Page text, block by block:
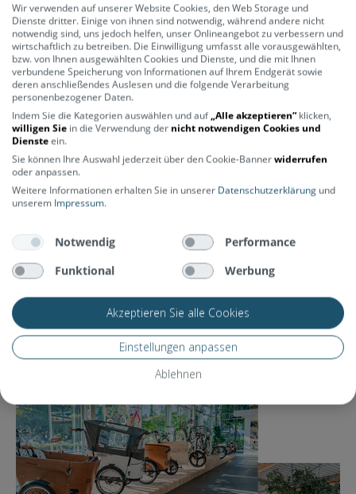
2RadFabrik – dein Fahrrad Onlineshop
Die 2RadFabrik steht für Top-Kompetenz im Bereich E-Bikes,
Mountainbikes, Lastenräder und vieles mehr aus dem Fahrradbereich.
an Markenprodukten sowie hochwertigen Eigenmarken zur Auswahl,
sodass du bei uns garantiert fündig wirst. Wir legen großen Wert auf
Nachhaltigkeit und fachmännische Beratung.
Wir verwenden auf unserer Website Cookies, den Web Storage und
Dienste dritter. Einige von ihnen sind notwendig, während andere nicht
notwendig sind, uns jedoch helfen, unser Onlineangebot zu verbessern und
wirtschaftlich zu betreiben. Die Einwilligung umfasst alle vorausgewählten,
bzw. von Ihnen ausgewählten Cookies und Dienste, und die mit Ihnen
verbundene Speicherung von Informationen auf Ihrem Endgerät sowie
deren anschließendes Auslesen und die folgende Verarbeitung
personenbezogener Daten.
Indem Sie die Kategorien auswählen und auf„Alle akzeptieren“ klicken,
willigen Sie in die Verwendung der nicht notwendigen Cookies und
Diensteein.
Sie können Ihre Auswahl jederzeit über den Cookie-Bannerwiderrufen
oder anpassen.
Weitere Informationen erhalten Sie in unserer Datenschutzerklärung und
unserem Impressum.
Notwendig
Performance
Funktional
Werbung
Akzeptieren Sie alle Cookies
Einstellungen anpassen
Ablehnen